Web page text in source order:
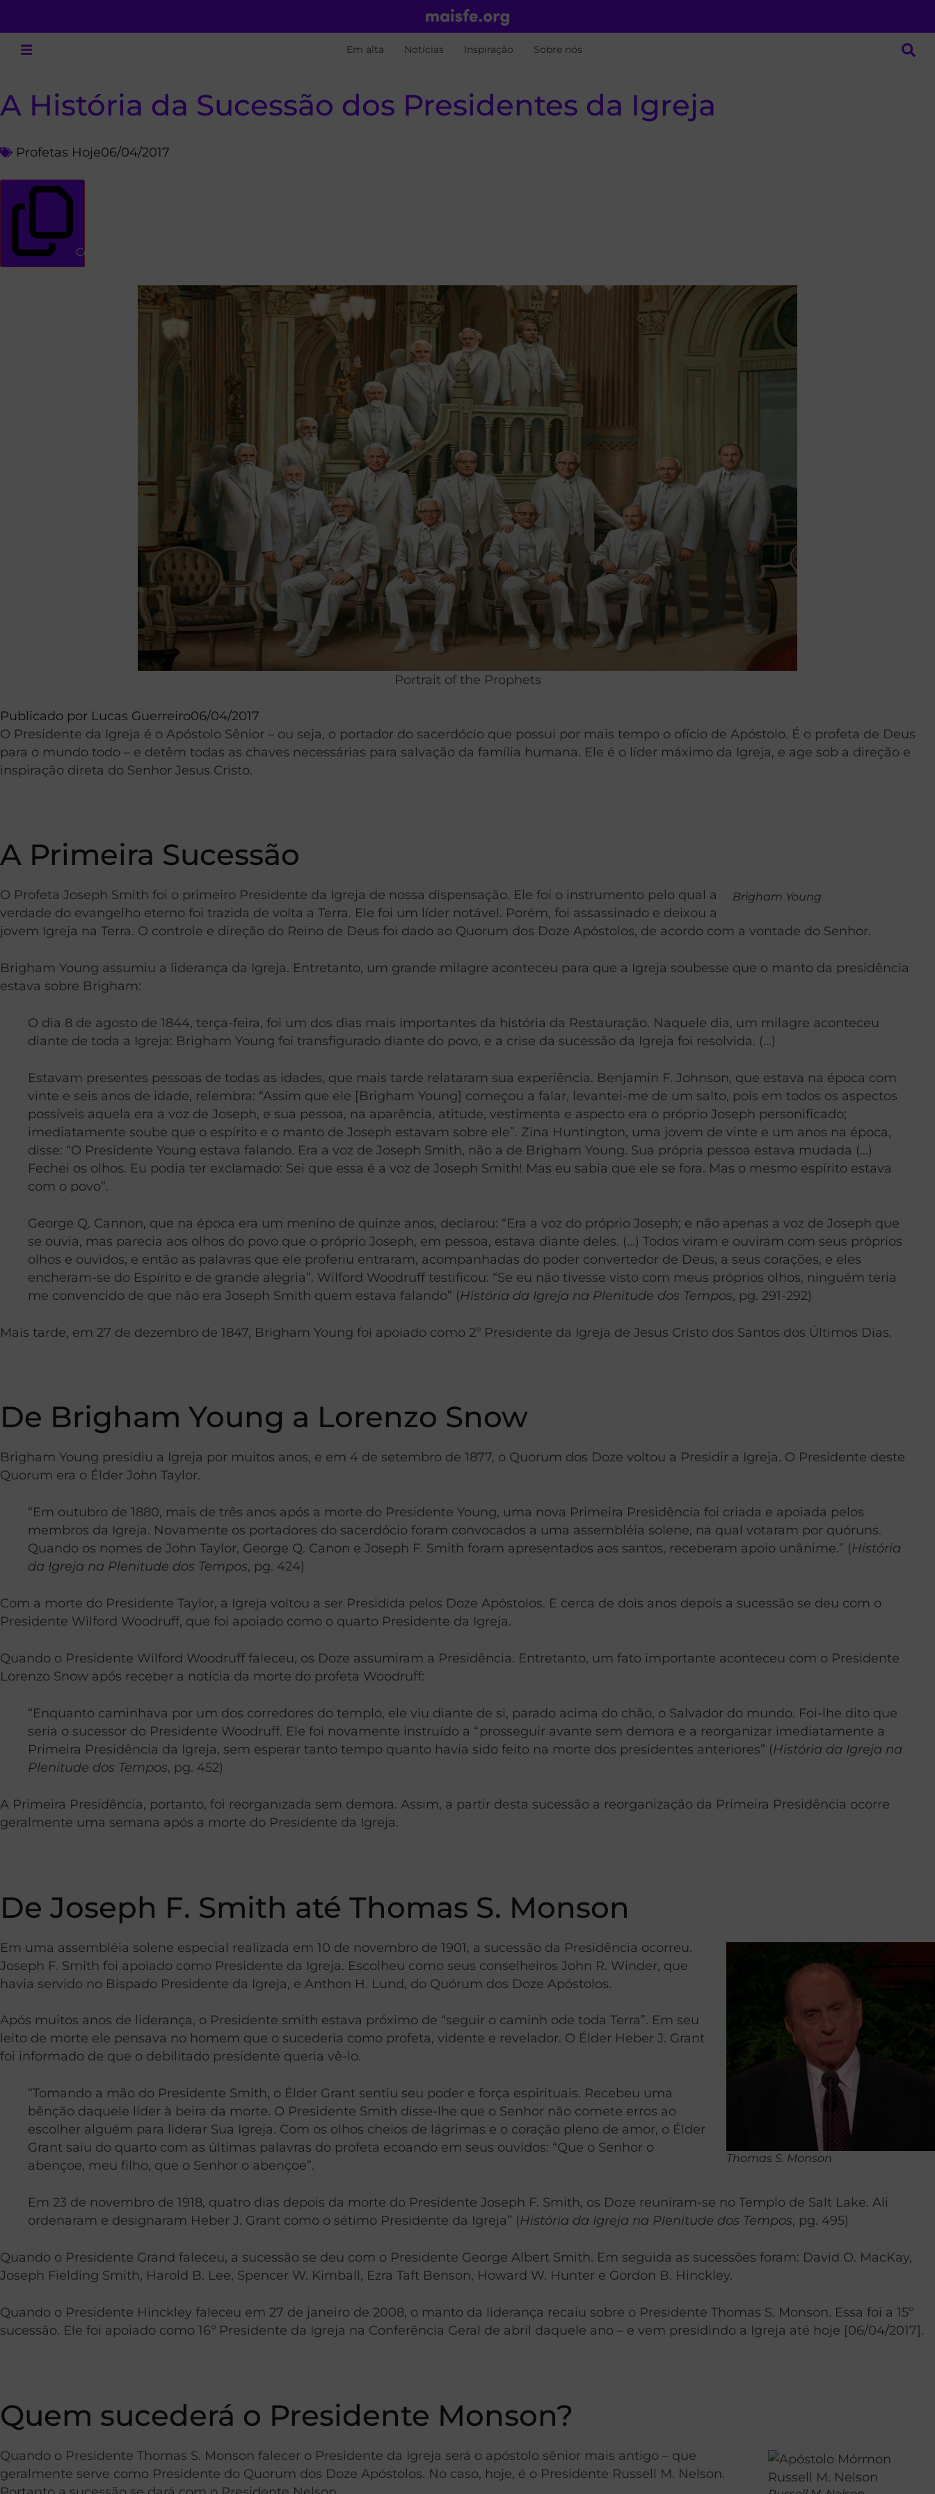
Em alta Notícias Inspiração Sobre nós
A História da Sucessão dos Presidentes da Igreja
Profetas Hoje06/04/2017
Copiar link
Portrait of the Prophets
Publicado por Lucas Guerreiro06/04/2017
O Presidente da Igreja é o Apóstolo Sênior – ou seja, o portador do sacerdócio que possui por mais tempo o ofício de Apóstolo. É o profeta de Deus
para o mundo todo – e detêm todas as chaves necessárias para salvação da família humana. Ele é o líder máximo da Igreja, e age sob a direção e
inspiração direta do Senhor Jesus Cristo.
A Primeira Sucessão
Brigham Young
O Profeta Joseph Smith foi o primeiro Presidente da Igreja de nossa dispensação. Ele foi o instrumento pelo qual a
verdade do evangelho eterno foi trazida de volta a Terra. Ele foi um líder notável. Porém, foi assassinado e deixou a
jovem Igreja na Terra. O controle e direção do Reino de Deus foi dado ao Quorum dos Doze Apóstolos, de acordo com a vontade do Senhor.
Brigham Young assumiu a liderança da Igreja. Entretanto, um grande milagre aconteceu para que a Igreja soubesse que o manto da presidência
estava sobre Brigham:
O dia 8 de agosto de 1844, terça-feira, foi um dos dias mais importantes da história da Restauração. Naquele dia, um milagre aconteceu
diante de toda a Igreja: Brigham Young foi transfigurado diante do povo, e a crise da sucessão da Igreja foi resolvida. (…)
Estavam presentes pessoas de todas as idades, que mais tarde relataram sua experiência. Benjamin F. Johnson, que estava na época com
vinte e seis anos de idade, relembra: “Assim que ele [Brigham Young] começou a falar, levantei-me de um salto, pois em todos os aspectos
possíveis aquela era a voz de Joseph, e sua pessoa, na aparência, atitude, vestimenta e aspecto era o próprio Joseph personificado;
imediatamente soube que o espírito e o manto de Joseph estavam sobre ele”. Zina Huntington, uma jovem de vinte e um anos na época,
disse: “O Presidente Young estava falando. Era a voz de Joseph Smith, não a de Brigham Young. Sua própria pessoa estava mudada (…)
Fechei os olhos. Eu podia ter exclamado: Sei que essa é a voz de Joseph Smith! Mas eu sabia que ele se fora. Mas o mesmo espírito estava
com o povo”.
George Q. Cannon, que na época era um menino de quinze anos, declarou: “Era a voz do próprio Joseph; e não apenas a voz de Joseph que
se ouvia, mas parecia aos olhos do povo que o próprio Joseph, em pessoa, estava diante deles. (…) Todos viram e ouviram com seus próprios
olhos e ouvidos, e então as palavras que ele proferiu entraram, acompanhadas do poder convertedor de Deus, a seus corações, e eles
encheram-se do Espírito e de grande alegria”. Wilford Woodruff testificou: “Se eu não tivesse visto com meus próprios olhos, ninguém teria
me convencido de que não era Joseph Smith quem estava falando” (História da Igreja na Plenitude dos Tempos, pg. 291-292)
Mais tarde, em 27 de dezembro de 1847, Brigham Young foi apoiado como 2º Presidente da Igreja de Jesus Cristo dos Santos dos Últimos Dias.
De Brigham Young a Lorenzo Snow
Brigham Young presidiu a Igreja por muitos anos, e em 4 de setembro de 1877, o Quorum dos Doze voltou a Presidir a Igreja. O Presidente deste
Quorum era o Élder John Taylor.
“Em outubro de 1880, mais de três anos após a morte do Presidente Young, uma nova Primeira Presidência foi criada e apoiada pelos
membros da Igreja. Novamente os portadores do sacerdócio foram convocados a uma assembléia solene, na qual votaram por quóruns.
Quando os nomes de John Taylor, George Q. Canon e Joseph F. Smith foram apresentados aos santos, receberam apoio unânime.” (História
da Igreja na Plenitude dos Tempos, pg. 424)
Com a morte do Presidente Taylor, a Igreja voltou a ser Presidida pelos Doze Apóstolos. E cerca de dois anos depois a sucessão se deu com o
Presidente Wilford Woodruff, que foi apoiado como o quarto Presidente da Igreja.
Quando o Presidente Wilford Woodruff faleceu, os Doze assumiram a Presidência. Entretanto, um fato importante aconteceu com o Presidente
Lorenzo Snow após receber a notícia da morte do profeta Woodruff:
“Enquanto caminhava por um dos corredores do templo, ele viu diante de si, parado acima do chão, o Salvador do mundo. Foi-lhe dito que
seria o sucessor do Presidente Woodruff. Ele foi novamente instruído a “prosseguir avante sem demora e a reorganizar imediatamente a
Primeira Presidência da Igreja, sem esperar tanto tempo quanto havia sido feito na morte dos presidentes anteriores” (História da Igreja na
Plenitude dos Tempos, pg. 452)
A Primeira Presidência, portanto, foi reorganizada sem demora. Assim, a partir desta sucessão a reorganização da Primeira Presidência ocorre
geralmente uma semana após a morte do Presidente da Igreja.
De Joseph F. Smith até Thomas S. Monson
Thomas S. Monson
Em uma assembléia solene especial realizada em 10 de novembro de 1901, a sucessão da Presidência ocorreu.
Joseph F. Smith foi apoiado como Presidente da Igreja. Escolheu como seus conselheiros John R. Winder, que
havia servido no Bispado Presidente da Igreja, e Anthon H. Lund, do Quórum dos Doze Apóstolos.
Após muitos anos de liderança, o Presidente smith estava próximo de “seguir o caminh ode toda Terra”. Em seu
leito de morte ele pensava no homem que o sucederia como profeta, vidente e revelador. O Élder Heber J. Grant
foi informado de que o debilitado presidente queria vê-lo.
“Tomando a mão do Presidente Smith, o Élder Grant sentiu seu poder e força espirituais. Recebeu uma
bênção daquele líder à beira da morte. O Presidente Smith disse-lhe que o Senhor não comete erros ao
escolher alguém para liderar Sua Igreja. Com os olhos cheios de lágrimas e o coração pleno de amor, o Élder
Grant saiu do quarto com as últimas palavras do profeta ecoando em seus ouvidos: “Que o Senhor o
abençoe, meu filho, que o Senhor o abençoe”.
Em 23 de novembro de 1918, quatro dias depois da morte do Presidente Joseph F. Smith, os Doze reuniram-se no Templo de Salt Lake. Ali
ordenaram e designaram Heber J. Grant como o sétimo Presidente da Igreja” (História da Igreja na Plenitude dos Tempos, pg. 495)
Quando o Presidente Grand faleceu, a sucessão se deu com o Presidente George Albert Smith. Em seguida as sucessões foram: David O. MacKay,
Joseph Fielding Smith, Harold B. Lee, Spencer W. Kimball, Ezra Taft Benson, Howard W. Hunter e Gordon B. Hinckley.
Quando o Presidente Hinckley faleceu em 27 de janeiro de 2008, o manto da liderança recaiu sobre o Presidente Thomas S. Monson. Essa foi a 15º
sucessão. Ele foi apoiado como 16º Presidente da Igreja na Conferência Geral de abril daquele ano – e vem presidindo a Igreja até hoje [06/04/2017].
Quem sucederá o Presidente Monson?
Quando o Presidente Thomas S. Monson falecer o Presidente da Igreja será o apóstolo sênior mais antigo – que
geralmente serve como Presidente do Quorum dos Doze Apóstolos. No caso, hoje, é o Presidente Russell M. Nelson.